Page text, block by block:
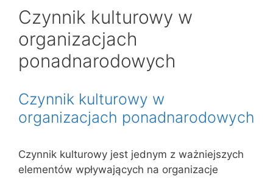
Czynnik kulturowy w
organizacjach
ponadnarodowych
Czynnik kulturowy w
organizacjach ponadnarodowych
Czynnik kulturowy jest jednym z ważniejszych
elementów wpływających na organizacje